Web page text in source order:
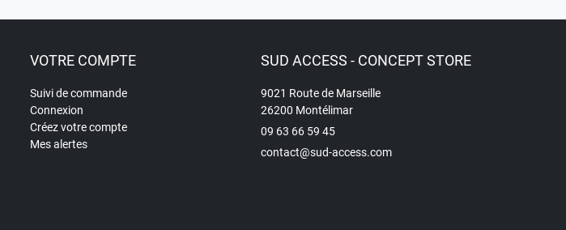
VOTRE COMPTE
Suivi de commande
Connexion
Créez votre compte
Mes alertes
SUD ACCESS - CONCEPT STORE
9021 Route de Marseille
26200 Montélimar
09 63 66 59 45
contact@sud-access.com